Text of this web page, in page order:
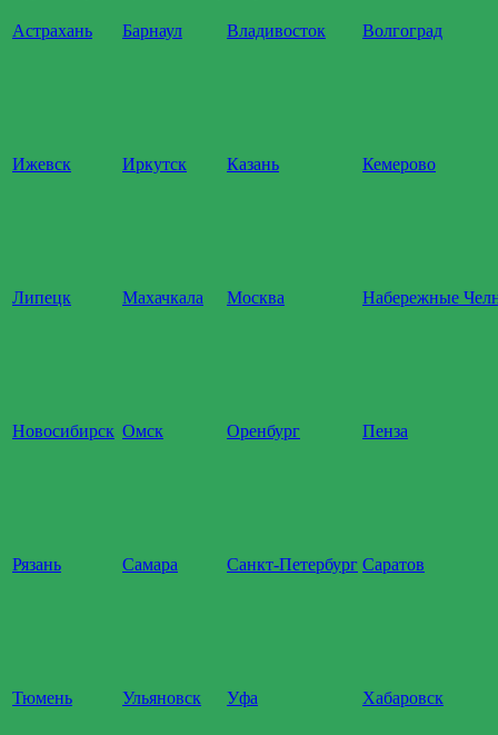
Астрахань Барнаул Владивосток Волгоград
Ижевск Иркутск Казань Кемерово
Липецк Махачкала Москва Набережные
Новосибирск Омск Оренбург Пенза
Рязань Самара Санкт-Петербург Саратов
Тюмень Ульяновск Уфа Хабаровск